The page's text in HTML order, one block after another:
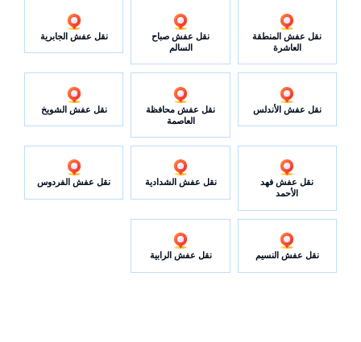
نقل عفش المنطقة
العاشرة
نقل عفش صباح
السالم
نقل عفش الجابرية
نقل عفش الأندلس
نقل عفش محافظة
العاصمة
نقل عفش الشويخ
نقل عفش فهد
الأحمد
نقل عفش الشدادية نقل عفش الفردوس
نقل عفش النسيم نقل عفش الرابية